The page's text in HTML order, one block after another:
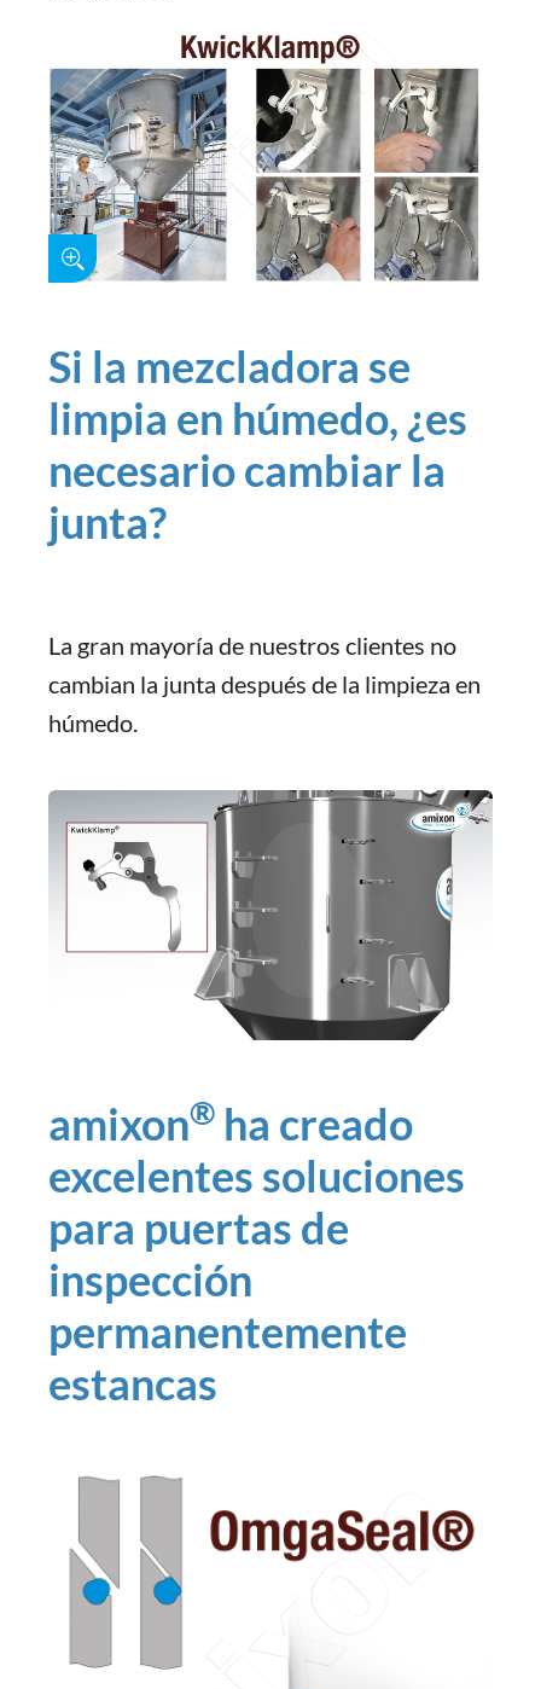
Si la mezcladora se
limpia en húmedo, ¿es
necesario cambiar la
junta?
La gran mayoría de nuestros clientes no
cambian la junta después de la limpieza en
húmedo.
amixon® ha creado
excelentes soluciones
para puertas de
inspección
permanentemente
estancas